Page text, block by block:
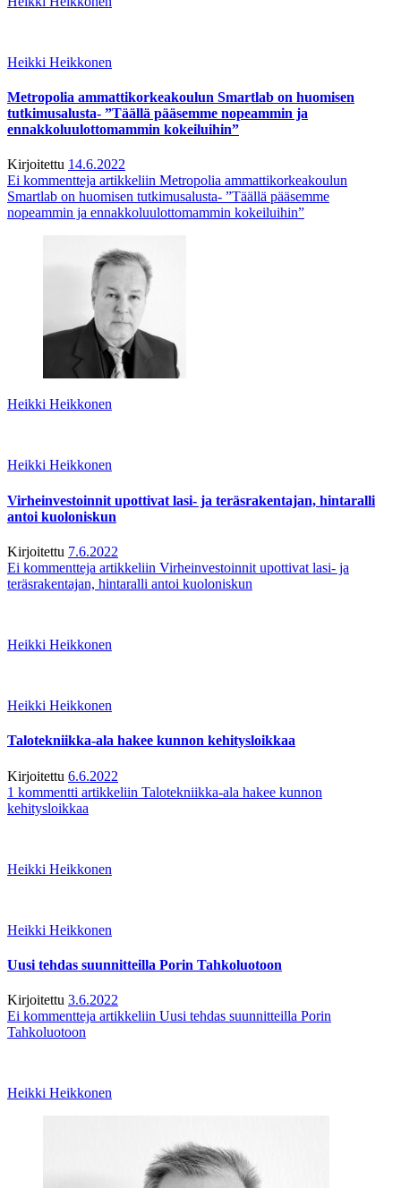
Heikki Heikkonen
Metropolia ammattikorkeakoulun Smartlab on huomisen
tutkimusalusta- ”Täällä pääsemme nopeammin ja
ennakkoluulottomammin kokeiluihin”
Kirjoitettu 14.6.2022
Ei kommentteja artikkeliin Metropolia ammattikorkeakoulun
Smartlab on huomisen tutkimusalusta- ”Täällä pääsemme
nopeammin ja ennakkoluulottomammin kokeiluihin”
Heikki Heikkonen
Heikki Heikkonen
Virheinvestoinnit upottivat lasi- ja teräsrakentajan, hintaralli
antoi kuoloniskun
Kirjoitettu 7.6.2022
Ei kommentteja artikkeliin Virheinvestoinnit upottivat lasi- ja
teräsrakentajan, hintaralli antoi kuoloniskun
Heikki Heikkonen
Heikki Heikkonen
Talotekniikka-ala hakee kunnon kehitysloikkaa
Kirjoitettu 6.6.2022
1 kommentti artikkeliin Talotekniikka-ala hakee kunnon
kehitysloikkaa
Heikki Heikkonen
Heikki Heikkonen
Uusi tehdas suunnitteilla Porin Tahkoluotoon
Kirjoitettu 3.6.2022
Ei kommentteja artikkeliin Uusi tehdas suunnitteilla Porin
Tahkoluotoon
Heikki Heikkonen